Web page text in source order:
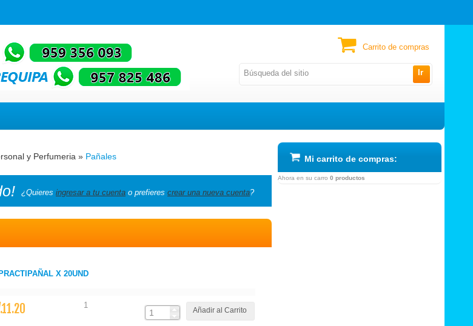
Ir
Carrito de compras
y Perfumeria » Pañales
¿Quieres ingresar a tu cuenta o prefieres crear una nueva cuenta?
X 20UND
1
Añadir al Carrito
Mi carrito de compras:
Ahora en su carro 0 productos